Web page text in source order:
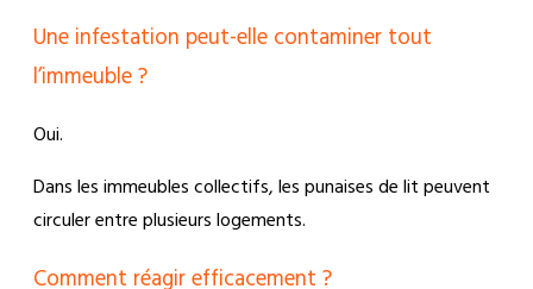
Une infestation peut-elle contaminer tout
l’immeuble ?
Oui.
Dans les immeubles collectifs, les punaises de lit peuvent
circuler entre plusieurs logements.
Comment réagir efficacement ?